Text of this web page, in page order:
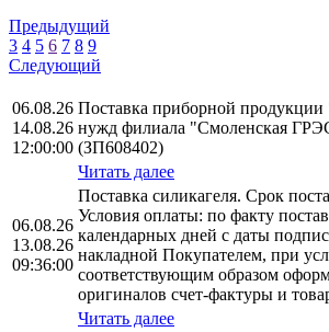
Предыдущий
3 4 5 6 7 8 9
Следующий
06.08.26
14.08.26
12:00:00
Поставка приборной
нужд филиала "Смоленская
(ЗП608402)
Читать далее
06.08.26
13.08.26
09:36:00
Поставка силикагеля. Срок
Условия оплаты: по факту
календарных дней с даты
накладной Покупателем, при
соответствующим образом
оригиналов счет-фактуры и
Читать далее